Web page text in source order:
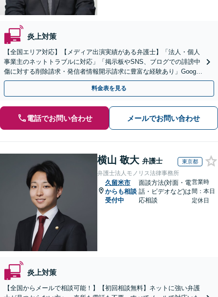
炎上対策
【全国エリア対応】【メディア出演実績がある弁護士】「法人・個人
事業主のネットトラブルに対応」「掲示板やSNS、ブログでの誹謗中
傷に対する削除請求・発信者情報開示請求に豊富な経験あり」Google
口コミの削除請求・賠償請求のご相談はお任せ
料金表を見る
電話でお問い合わせ メールでお問い合わせ
横山 敬大 弁護士 東京都
弁護士法人モノリス法律事務所
久留米市
からも相談
受付中
面談方法(対面・電
話・ビデオなど)は
応相談
営業時
間：本日
定休日
炎上対策
【全国からメールで相談可能！】【初回相談無料】ネットに強い弁護